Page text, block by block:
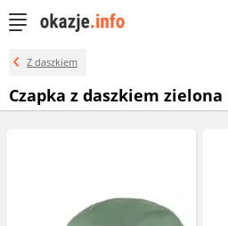
Z daszkiem
Czapka z daszkiem zielona